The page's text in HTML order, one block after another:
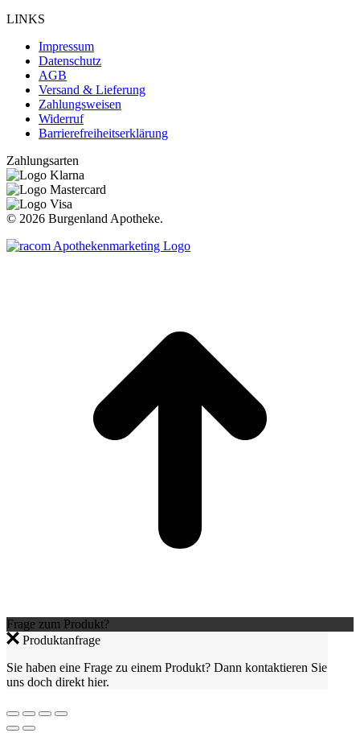
LINKS
Impressum
Datenschutz
AGB
Versand & Lieferung
Zahlungsweisen
Widerruf
Barrierefreiheitserklärung
Zahlungsarten
© 2026 Burgenland Apotheke.
Frage zum Produkt?
Produktanfrage
Sie haben eine Frage zu einem Produkt? Dann kontaktieren Sie
uns doch direkt hier.